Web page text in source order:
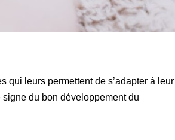
qui leurs permettent de s’adapter à leur
du bon développement du